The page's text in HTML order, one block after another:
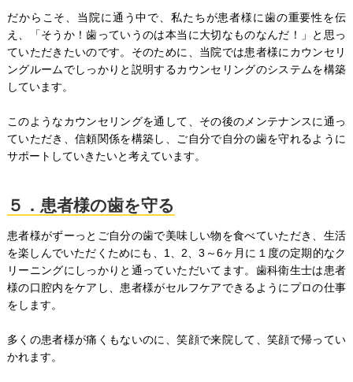
だからこそ、当院に通う中で、私たちが患者様に歯の重要性を伝
え、「そうか！歯っていうのは本当に大切なものなんだ！」と思っ
ていただきたいのです。そのために、当院では患者様にカウンセリ
ングルームでしっかりと説明するカウンセリングのシステムを構築
しています。
このようなカウンセリングを通して、その後のメンテナンスに通っ
ていただき、信頼関係を構築し、ご自分で自分の歯を守れるように
サポートしていきたいと考えています。
５．患者様の歯を守る
患者様がずーっとご自分の歯で美味しい物を食べていただき、生活
を楽しんでいただくためにも、1、2、3～6ヶ月に１度の定期的なク
リーニングにしっかりと通っていただいてます。歯科衛生士は患者
様の口腔内をケアし、患者様がセルフケアできるようにプロの仕事
をします。
多くの患者様が痛くもないのに、笑顔で来院して、笑顔で帰ってい
かれます。